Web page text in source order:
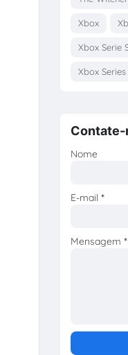
Xbox
Xbox Serie
Xbox Series
Contate-
Nome
E-mail *
Mensagem *